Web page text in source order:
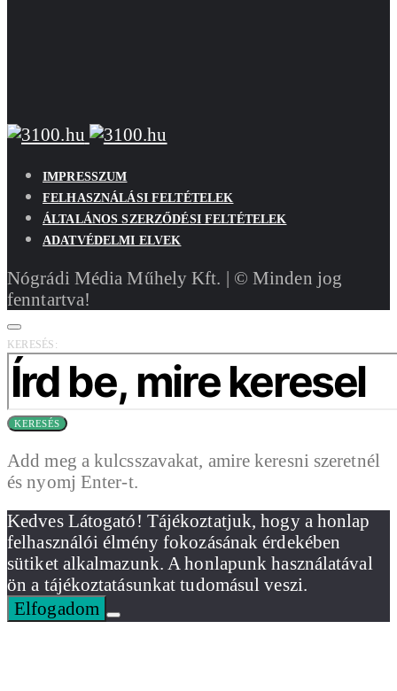
IMPRESSZUM
FELHASZNÁLÁSI FELTÉTELEK
ÁLTALÁNOS SZERZŐDÉSI FELTÉTELEK
ADATVÉDELMI ELVEK
Nógrádi Média Műhely Kft. | © Minden jog
fenntartva!
KERESÉS:
KERESÉS
Add meg a kulcsszavakat, amire keresni szeretnél
és nyomj Enter-t.
Kedves Látogató! Tájékoztatjuk, hogy a honlap
felhasználói élmény fokozásának érdekében
sütiket alkalmazunk. A honlapunk használatával
ön a tájékoztatásunkat tudomásul veszi.
Elfogadom